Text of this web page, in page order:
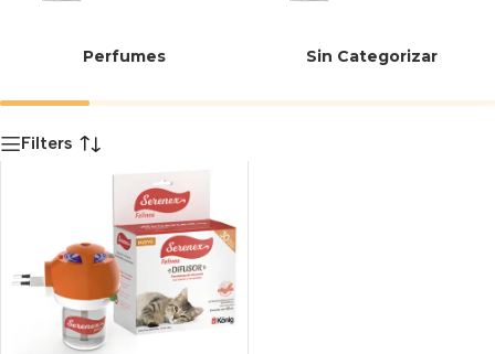
Perfumes Sin Categorizar
Filters